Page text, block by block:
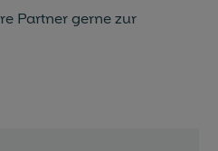
Partner gerne zur